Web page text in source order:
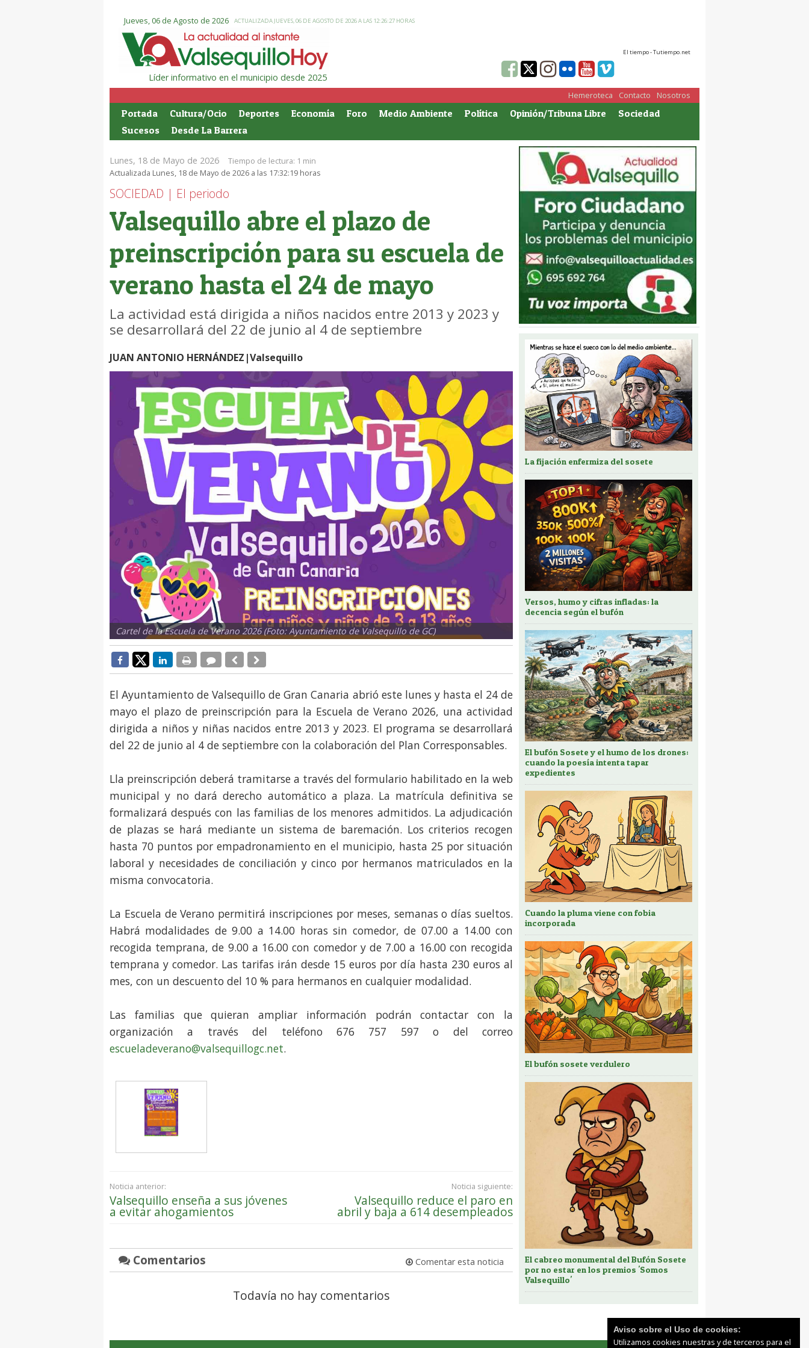
Jueves, 06 de Agosto de 2026 ACTUALIZADA JUEVES, 06 DE AGOSTO DE 2026 A LAS 12:26:27 HORAS
Líder informativo en el municipio desde 2025
El tiempo - Tutiempo.net
Nosotros
Contacto
Hemeroteca
Portada Cultura/Ocio Deportes Economía Foro Medio Ambiente Política Opinión/Tribuna Libre
Sociedad
Sucesos
Desde La Barrera
Lunes, 18 de Mayo de 2026 Tiempo de lectura: 1 min
Actualizada Lunes, 18 de Mayo de 2026 a las 17:32:19 horas
SOCIEDAD | El periodo
Valsequillo abre el plazo de
preinscripción para su escuela de
verano hasta el 24 de mayo
La actividad está dirigida a niños nacidos entre 2013 y 2023 y
se desarrollará del 22 de junio al 4 de septiembre
JUAN ANTONIO HERNÁNDEZ|Valsequillo
Cartel de la Escuela de Verano 2026 (Foto: Ayuntamiento de Valsequillo de GC)
El Ayuntamiento de Valsequillo de Gran Canaria abrió este lunes y hasta el 24 de
mayo el plazo de preinscripción para la Escuela de Verano 2026, una actividad
dirigida a niños y niñas nacidos entre 2013 y 2023. El programa se desarrollará
del 22 de junio al 4 de septiembre con la colaboración del Plan Corresponsables.
Lla preinscripción deberá tramitarse a través del formulario habilitado en la web
municipal y no dará derecho automático a plaza. La matrícula definitiva se
formalizará después con las familias de los menores admitidos. La adjudicación
de plazas se hará mediante un sistema de baremación. Los criterios recogen
hasta 70 puntos por empadronamiento en el municipio, hasta 25 por situación
laboral y necesidades de conciliación y cinco por hermanos matriculados en la
misma convocatoria.
La Escuela de Verano permitirá inscripciones por meses, semanas o días sueltos.
Habrá modalidades de 9.00 a 14.00 horas sin comedor, de 07.00 a 14.00 con
recogida temprana, de 9.00 a 16.00 con comedor y de 7.00 a 16.00 con recogida
temprana y comedor. Las tarifas irán desde 15 euros por día hasta 230 euros al
mes, con un descuento del 10 % para hermanos en cualquier modalidad.
Las familias que quieran ampliar información podrán contactar con la
organización a través del teléfono 676 757 597 o del correo
escueladeverano@valsequillogc.net.
Noticia anterior:
Valsequillo enseña a sus jóvenes
a evitar ahogamientos
Noticia siguiente:
Valsequillo reduce el paro en
abril y baja a 614 desempleados
Comentarios Comentar esta noticia
Todavía no hay comentarios
La fijación enfermiza del sosete
Versos, humo y cifras infladas: la
decencia según el bufón
El bufón Sosete y el humo de los drones:
cuando la poesía intenta tapar
expedientes
Cuando la pluma viene con fobia
incorporada
El bufón sosete verdulero
El cabreo monumental del Bufón Sosete
por no estar en los premios 'Somos
Valsequillo'
Aviso sobre el Uso de cookies:
Utilizamos cookies nuestras y de terceros para el